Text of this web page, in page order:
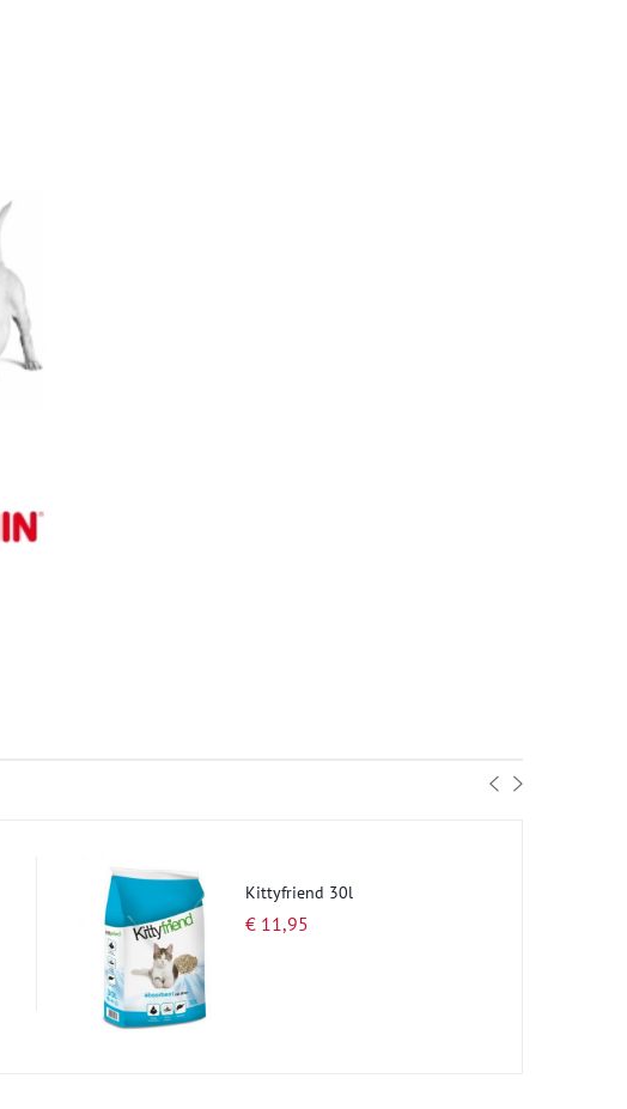
Kittyfriend 30l
€ 11,95